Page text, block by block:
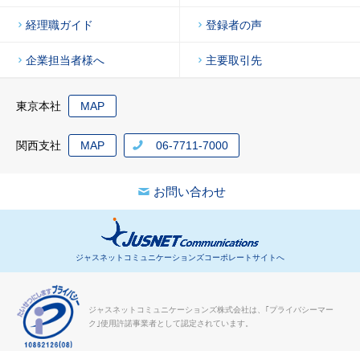
経理職ガイド 登録者の声
企業担当者様へ 主要取引先
東京本社 MAP
関西支社 MAP 06-7711-7000
お問い合わせ
ジャスネットコミュニケーションズコーポレートサイトへ
ジャスネットコミュニケーションズ株式会社は、｢プライバシーマー
ク｣使用許諾事業者として認定されています。